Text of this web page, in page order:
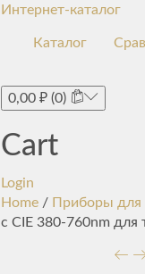
Интернет-каталог
Каталог
0,00 ₽ (0)
Cart
Login
Home / Приборы для
с CIE 380-760nm для